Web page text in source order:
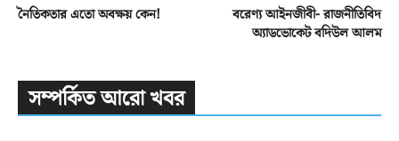
নৈতিকতার এতো অবক্ষয় কেন!
বরেণ্য আইনজীবী- রাজনীতিবিদ
অ্যাডভোকেট বদিউল আলম
সম্পর্কিত আরো খবর